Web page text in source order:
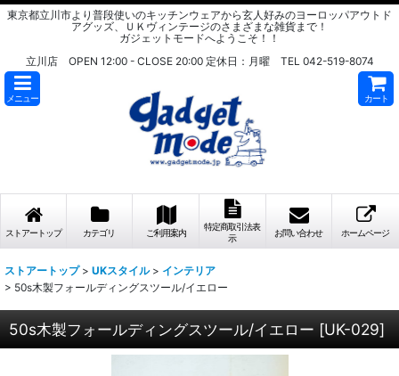
東京都立川市より普段使いのキッチンウェアから玄人好みのヨーロッパアウトド
アグッズ、ＵＫヴィンテージのさまざまな雑貨まで！
ガジェットモードへようこそ！！
立川店 OPEN 12:00 - CLOSE 20:00 定休日：月曜 TEL 042-519-8074
メニュー カート
ストアートップ カテゴリ ご利用案内
特定商取引法表
示
お問い合わせ ホームページ
ストアートップ > UKスタイル > インテリア
> 50s木製フォールディングスツール/イエロー
50s木製フォールディングスツール/イエロー [UK-029]